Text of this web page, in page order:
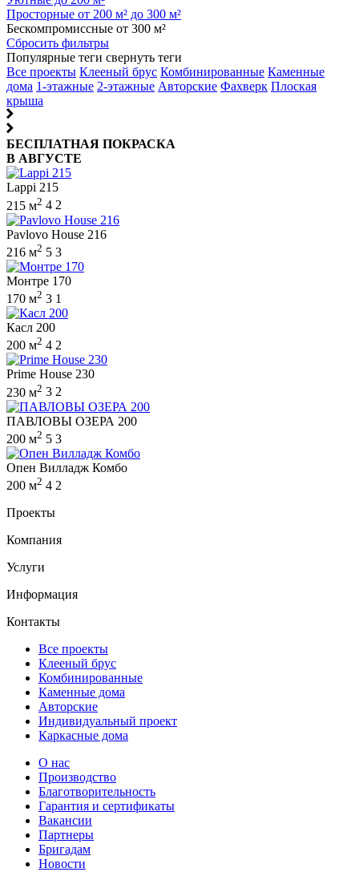
Просторные от 200 м² до 300 м²
Бескомпромиссные от 300 м²
Сбросить фильтры
Популярные теги свернуть теги
Все проекты Клееный брус Комбинированные Каменные
дома 1-этажные 2-этажные Авторские Фахверк Плоская
крыша
БЕСПЛАТНАЯ ПОКРАСКА
В АВГУСТЕ
Lappi 215
215 м2 4 2
Pavlovo House 216
216 м2 5 3
Монтре 170
170 м2 3 1
Касл 200
200 м2 4 2
Prime House 230
230 м2 3 2
ПАВЛОВЫ ОЗЕРА 200
200 м2 5 3
Опен Вилладж Комбо
200 м2 4 2
Проекты
Компания
Услуги
Информация
Контакты
Все проекты
Клееный брус
Комбинированные
Каменные дома
Авторские
Индивидуальный проект
Каркасные дома
О нас
Производство
Благотворительность
Гарантия и сертификаты
Вакансии
Партнеры
Бригадам
Новости